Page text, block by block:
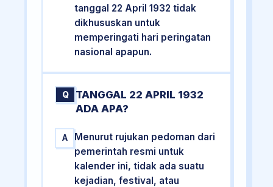
tanggal 22 April 1932 tidak
dikhususkan untuk
memperingati hari peringatan
nasional apapun.
Q
TANGGAL 22 APRIL 1932
ADA APA?
A
Menurut rujukan pedoman dari
pemerintah resmi untuk
kalender ini, tidak ada suatu
kejadian, festival, atau